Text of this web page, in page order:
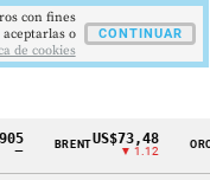
BRENTUS$73,48
▼ 1.12
ORO
con fines
o
de cookies
CONTINUAR